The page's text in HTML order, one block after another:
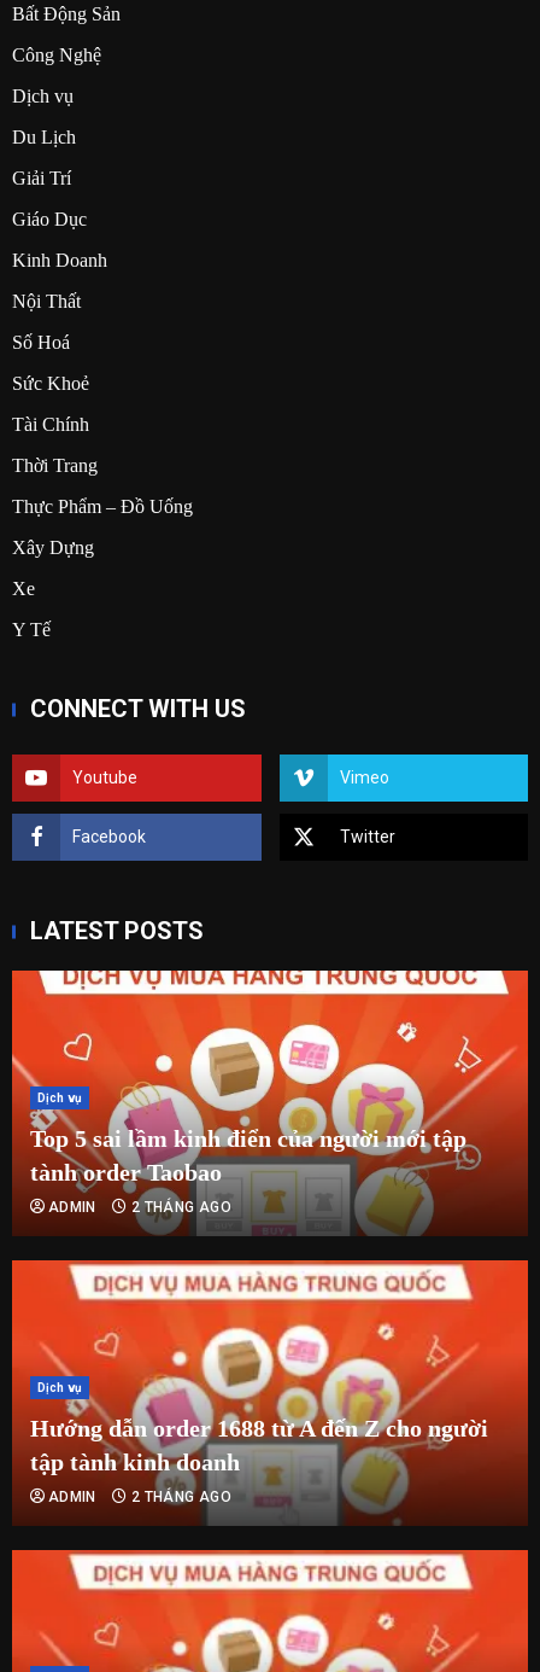
Bất Động Sản
Công Nghệ
Dịch vụ
Du Lịch
Giải Trí
Giáo Dục
Kinh Doanh
Nội Thất
Số Hoá
Sức Khoẻ
Tài Chính
Thời Trang
Thực Phẩm – Đồ Uống
Xây Dựng
Xe
Y Tế
CONNECT WITH US
Youtube Vimeo
Facebook Twitter
LATEST POSTS
Dịch vụ
Top 5 sai lầm kinh điển của người mới tập
tành order Taobao
ADMIN 2 THÁNG AGO
Dịch vụ
Hướng dẫn order 1688 từ A đến Z cho người
tập tành kinh doanh
ADMIN 2 THÁNG AGO